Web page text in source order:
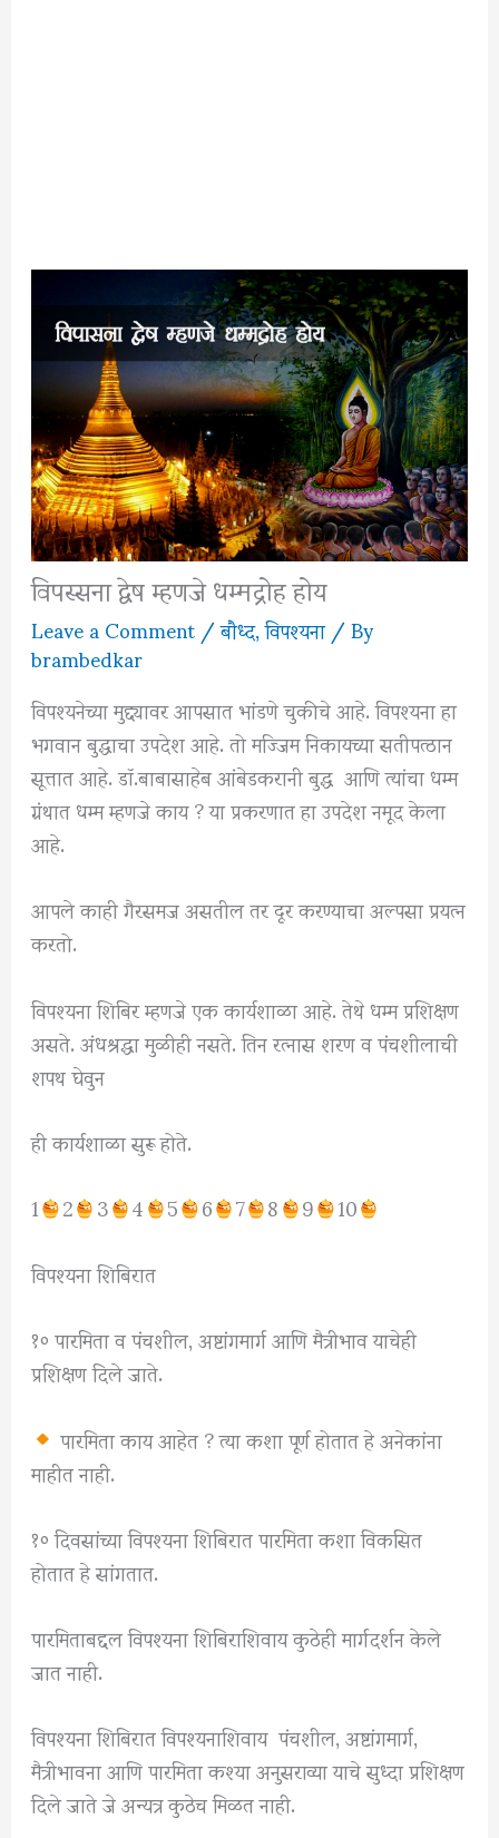
विपस्सना द्वेष म्हणजे धम्मद्रोह होय
Leave a Comment/बौध्द,विपश्यना/ By
brambedkar
विपश्यनेच्या मुद्द्यावर आपसात भांडणे चुकीचे आहे. विपश्यना हा
भगवान बुद्धाचा उपदेश आहे. तो मज्जिम निकायच्या सतीपत्ठान
सूत्तात आहे. डॉ.बाबासाहेब आंबेडकरानी बुद्ध आणि त्यांचा धम्म
ग्रंथात धम्म म्हणजे काय ? या प्रकरणात हा उपदेश नमूद केला
आहे.
आपले काही गैरसमज असतील तर दूर करण्याचा अल्पसा प्रयत्न
करतो.
विपश्यना शिबिर म्हणजे एक कार्यशाळा आहे. तेथे धम्म प्रशिक्षण
असते. अंधश्रद्धा मुळीही नसते. तिन रत्नास शरण व पंचशीलाची
शपथ घेवुन
ही कार्यशाळा सुरू होते.
1 2 3 4 5 6 7 8 9 10
विपश्यना शिबिरात
१० पारमिता व पंचशील, अष्टांगमार्ग आणि मैत्रीभाव याचेही
प्रशिक्षण दिले जाते.
पारमिता काय आहेत ? त्या कशा पूर्ण होतात हे अनेकांना
माहीत नाही.
१० दिवसांच्या विपश्यना शिबिरात पारमिता कशा विकसित
होतात हे सांगतात.
पारमिताबद्दल विपश्यना शिबिराशिवाय कुठेही मार्गदर्शन केले
जात नाही.
विपश्यना शिबिरात विपश्यनाशिवाय पंचशील, अष्टांगमार्ग,
मैत्रीभावना आणि पारमिता कश्या अनुसराव्या याचे सुध्दा प्रशिक्षण
दिले जाते जे अन्यत्र कुठेच मिळत नाही.